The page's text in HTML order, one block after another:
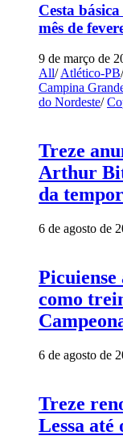
Cesta
mês de
9 de março de
All/ Atlético-PB/
Campina
do Nordeste/
Treze
Arthur
da
6 de agosto de
como
6 de agosto de
Treze
Lessa até